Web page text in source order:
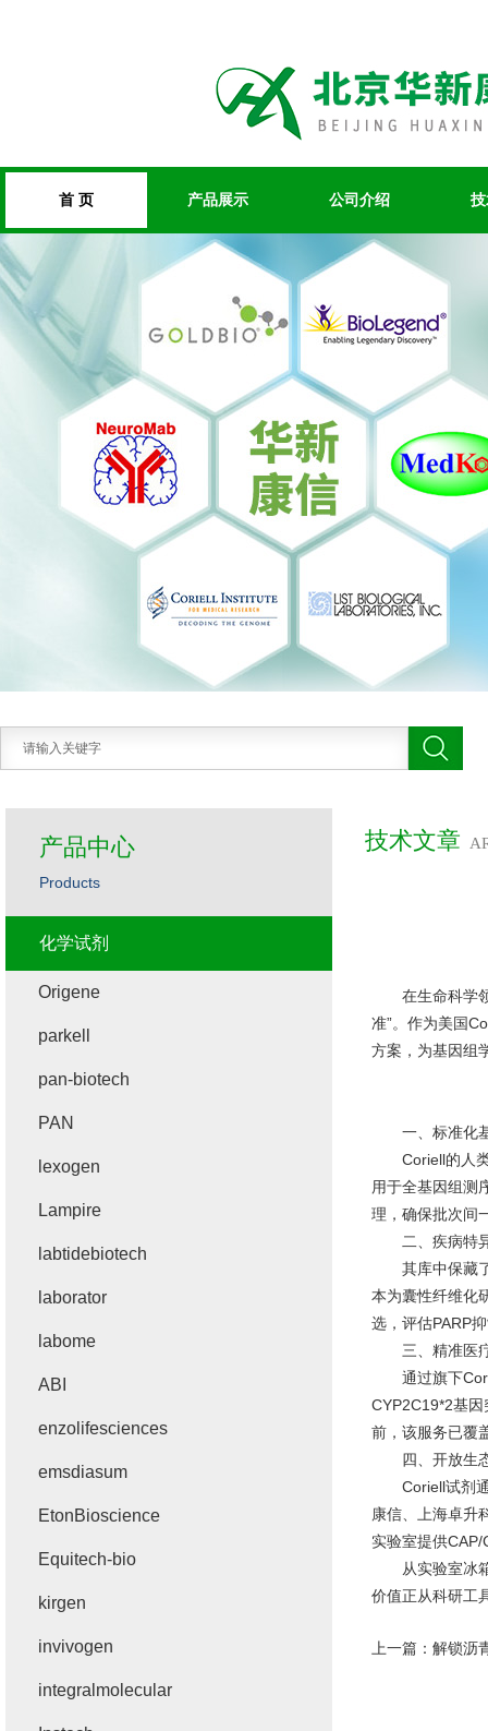
首 页 产品展示 公司介绍
技术文章
在生命科学
准”。作为美国
方案，为基因组
一、标准化基
Coriell的人类
用于全基因组测
理，确保批次间
二、疾病特异
其库中保藏了
本为囊性纤维化
选，评估PARP
三、精准医疗
通过旗下
CYP2C19*2基
前，该服务已覆
四、开放生态
Coriell试剂通
康信、上海卓升
实验室提供
从实验室冰箱
价值正从科研工
上一篇： 解锁沥
产品中心
Products
化学试剂
Origene
parkell
pan-biotech
PAN
lexogen
Lampire
labtidebiotech
laborator
labome
ABI
enzolifesciences
emsdiasum
EtonBioscience
Equitech-bio
kirgen
invivogen
integralmolecular